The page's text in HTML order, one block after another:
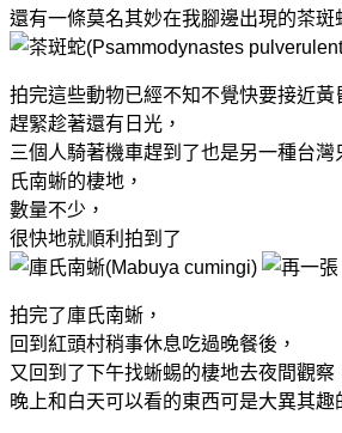
還有一條莫名其妙在我腳邊出現的茶斑
拍完這些動物已經不知不覺快要接近黃
趕緊趁著還有日光，
三個人騎著機車趕到了也是另一種台
氏南蜥的棲地，
數量不少，
很快地就順利拍到了
拍完了庫氏南蜥，
回到紅頭村稍事休息吃過晚餐後，
又回到了下午找蜥蜴的棲地去夜間觀察
晚上和白天可以看的東西可是大異其趣